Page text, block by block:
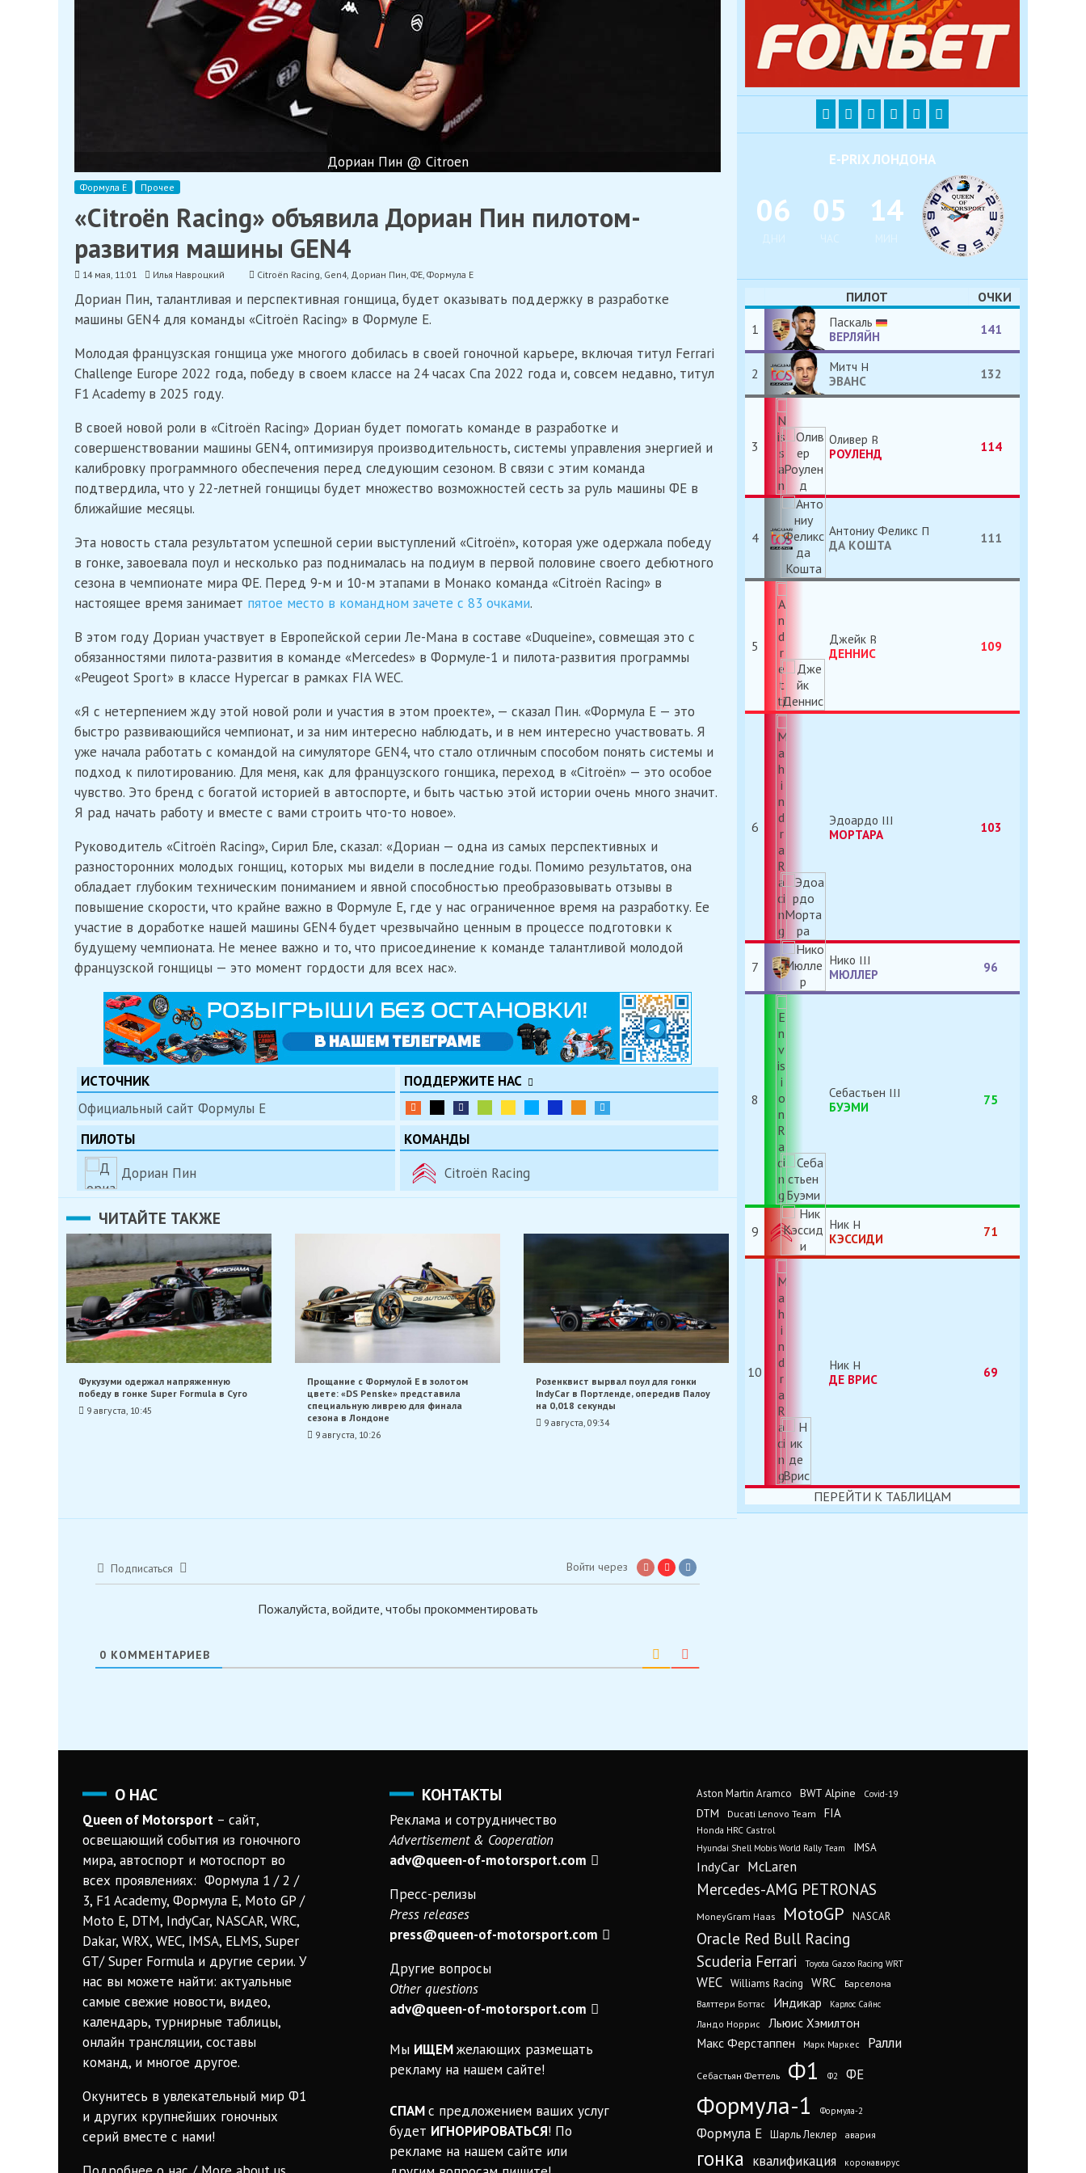
Дориан Пин @ Citroen
Формула Е Прочее
«Citroën Racing» объявила Дориан Пин пилотом-
развития машины GEN4
14 мая, 11:01 Илья Навроцкий Citroën Racing, Gen4, Дориан Пин, ФЕ, Формула Е
Дориан Пин, талантливая и перспективная гонщица, будет оказывать поддержку в разработке
машины GEN4 для команды «Citroën Racing» в Формуле Е.
Молодая французская гонщица уже многого добилась в своей гоночной карьере, включая титул Ferrari
Challenge Europe 2022 года, победу в своем классе на 24 часах Спа 2022 года и, совсем недавно, титул
F1 Academy в 2025 году.
В своей новой роли в «Citroën Racing» Дориан будет помогать команде в разработке и
совершенствовании машины GEN4, оптимизируя производительность, системы управления энергией и
калибровку программного обеспечения перед следующим сезоном. В связи с этим команда
подтвердила, что у 22-летней гонщицы будет множество возможностей сесть за руль машины ФE в
ближайшие месяцы.
Эта новость стала результатом успешной серии выступлений «Citroën», которая уже одержала победу
в гонке, завоевала поул и несколько раз поднималась на подиум в первой половине своего дебютного
сезона в чемпионате мира ФE. Перед 9-м и 10-м этапами в Монако команда «Citroën Racing» в
настоящее время занимает пятое место в командном зачете с 83 очками.
В этом году Дориан участвует в Европейской серии Ле-Мана в составе «Duqueine», совмещая это с
обязанностями пилота-развития в команде «Mercedes» в Формуле-1 и пилота-развития программы
«Peugeot Sport» в классе Hypercar в рамках FIA WEC.
«Я с нетерпением жду этой новой роли и участия в этом проекте», — сказал Пин. «Формула E — это
быстро развивающийся чемпионат, и за ним интересно наблюдать, и в нем интересно участвовать. Я
уже начала работать с командой на симуляторе GEN4, что стало отличным способом понять системы и
подход к пилотированию. Для меня, как для французского гонщика, переход в «Citroën» — это особое
чувство. Это бренд с богатой историей в автоспорте, и быть частью этой истории очень много значит.
Я рад начать работу и вместе с вами строить что-то новое».
Руководитель «Citroën Racing», Сирил Бле, сказал: «Дориан — одна из самых перспективных и
разносторонних молодых гонщиц, которых мы видели в последние годы. Помимо результатов, она
обладает глубоким техническим пониманием и явной способностью преобразовывать отзывы в
повышение скорости, что крайне важно в Формуле E, где у нас ограниченное время на разработку. Ее
участие в доработке нашей машины GEN4 будет чрезвычайно ценным в процессе подготовки к
будущему чемпионата. Не менее важно и то, что присоединение к команде талантливой молодой
французской гонщицы — это момент гордости для всех нас».
ИСТОЧНИК
Официальный сайт Формулы Е
ПОДДЕРЖИТЕ НАС
ПИЛОТЫ
Дориан Пин
КОМАНДЫ
Citroën Racing
ЧИТАЙТЕ ТАКЖЕ
Фукузуми одержал напряженную
победу в гонке Super Formula в Суго
9 августа, 10:45
Прощание с Формулой E в золотом
цвете: «DS Penske» представила
специальную ливрею для финала
сезона в Лондоне
9 августа, 10:26
Розенквист вырвал поул для гонки
IndyCar в Портленде, опередив Палоу
на 0,018 секунды
9 августа, 09:34
Подписаться Войти через
Пожалуйста, войдите, чтобы прокомментировать
0 КОММЕНТАРИЕВ
E-PRIX ЛОНДОНА
06
ДНИ
05
ЧАС
14
МИН
ПИЛОТ
ОЧКИ
1
Паскаль
ВЕРЛЯЙН
141
2
Митч
ЭВАНС
132
3
Оливер
РОУЛЕНД
114
4
Антониу Феликс
ДА КОШТА
111
5
Джейк
ДЕННИС
109
6
Эдоардо
МОРТАРА
103
7
Нико
МЮЛЛЕР
96
8
Себастьен
БУЭМИ
75
9
Ник
КЭССИДИ
71
10
Ник
ДЕ ВРИC
69
ПЕРЕЙТИ К ТАБЛИЦАМ
О НАС
Queen of Motorsport – сайт,
освещающий события из гоночного
мира, автоспорт и мотоспорт во
всех проявлениях: Формула 1 / 2 /
3, F1 Academy, Формула Е, Moto GP /
Moto E, DTM, IndyCar, NASCAR, WRC,
Dakar, WRX, WEC, IMSA, ELMS, Super
GT/ Super Formula и другие серии. У
нас вы можете найти: актуальные
самые свежие новости, видео,
календарь, турнирные таблицы,
онлайн трансляции, составы
команд, и многое другое.
Окунитесь в увлекательный мир Ф1
и других крупнейших гоночных
серий вместе с нами!
КОНТАКТЫ
Реклама и сотрудничество
Advertisement & Cooperation
adv@queen-of-motorsport.com
Пресс-релизы
Press releases
press@queen-of-motorsport.com
Другие вопросы
Other questions
adv@queen-of-motorsport.com
Мы ИЩЕМжелающих размещать
рекламу на нашем сайте!
СПАМс предложением ваших услуг
будет ИГНОРИРОВАТЬСЯ! По
рекламе на нашем сайте или
Aston Martin Aramco BWT Alpine Covid-19
DTM Ducati Lenovo Team FIA
Honda HRC Castrol
Hyundai Shell Mobis World Rally Team IMSA
IndyCar McLaren
Mercedes-AMG PETRONAS
MoneyGram Haas MotoGP NASCAR
Oracle Red Bull Racing
Scuderia Ferrari Toyota Gazoo Racing WRT
WEC Williams Racing WRC
Барселона
Валттери Боттас
Индикар Карлос Сайнс
Ландо Норрис
Льюис Хэмилтон
Макс Ферстаппен
Марк Маркес Ралли
Себастьян Феттель Ф1 Ф2 ФЕ
Формула-1 Формула-2
Формула Е Шарль Леклер авария
гонка квалификация коронавирус